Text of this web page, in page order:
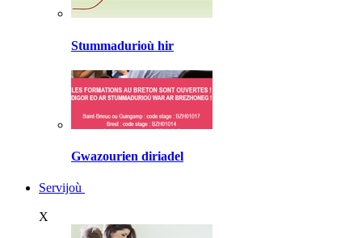
Stummadurioù hir
Gwazourien diriadel
Servijoù
X